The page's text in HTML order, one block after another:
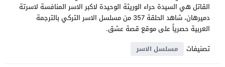
القاتل هي السيدة حراء الوريثة الوحيدة لاكبر الاسر المنافسة لاسرتة
دميرهان، شاهد الحلقة 357 من مسلسل الاسر التركي بالترجمة
العربية حصرياً على موقع قصة عشق.
تصنيفات
مسلسل الاسر